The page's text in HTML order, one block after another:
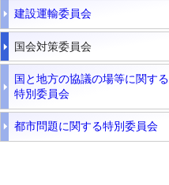
建設運輸委員会
国会対策委員会
国と地方の協議の場等に関する
特別委員会
都市問題に関する特別委員会